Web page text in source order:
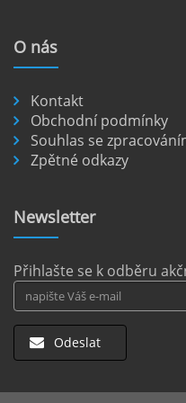
Pronájem auta
Letiště Berlín
dopravním
okolních
číst :celý
O nás
Kontakt
Obchodní podmínky
Souhlas se
Zpětné odkazy
Newsletter
Přihlašte se k odběru
Odeslat